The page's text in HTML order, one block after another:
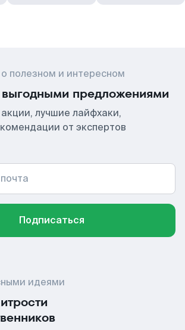
полезном и интересном
предложениями
лучшие лайфхаки,
от экспертов
Подписаться
идеями